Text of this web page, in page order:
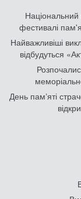
Національний
фестивалі
Найважливіші
відбудуться
День памʼяті